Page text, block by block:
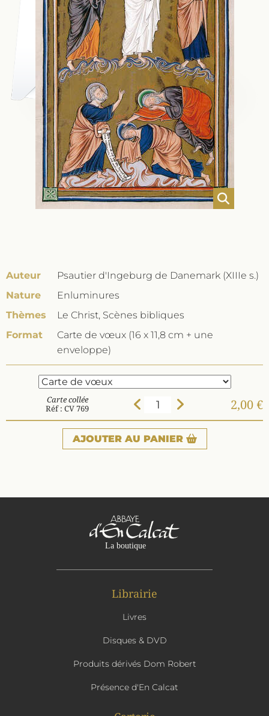
Auteur
Psautier d'Ingeburg de Danemark (XIIIe s.)
Nature
Enluminures
Thèmes
Le Christ, Scènes bibliques
Format
Carte de vœux (16 x 11,8 cm + une
enveloppe)
Carte collée
Réf : CV 769
2,00 €
AJOUTER AU PANIER
Librairie
Livres
Disques & DVD
Produits dérivés Dom Robert
Présence d'En Calcat